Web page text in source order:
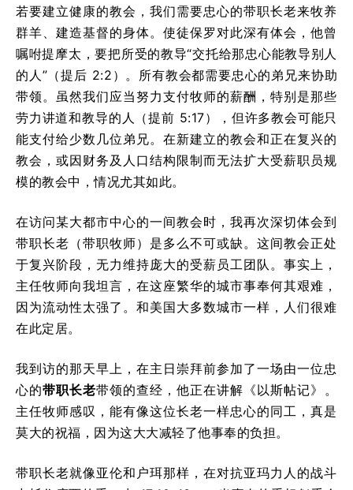
若要建立健康的教会，我们需要忠心的带职长老来牧养
群羊、建造基督的身体。使徒保罗对此深有体会，他曾
嘱咐提摩太，要把所受的教导“交托给那忠心能教导别人
的人”（提后 2:2）。所有教会都需要忠心的弟兄来协助
带领。虽然我们应当努力支付牧师的薪酬，特别是那些
劳力讲道和教导的人（提前 5:17），但许多教会可能只
能支付给少数几位弟兄。在新建立的教会和正在复兴的
教会，或因财务及人口结构限制而无法扩大受薪职员规
模的教会中，情况尤其如此。
在访问某大都市中心的一间教会时，我再次深切体会到
带职长老（带职牧师）是多么不可或缺。这间教会正处
于复兴阶段，无力维持庞大的受薪员工团队。事实上，
主任牧师向我坦言，在这座繁华的城市事奉何其艰难，
因为流动性太强了。和美国大多数城市一样，人们很难
在此定居。
我到访的那天早上，在主日崇拜前参加了一场由一位忠
心的带职长老带领的查经，他正在讲解《以斯帖记》。
主任牧师感叹，能有像这位长老一样忠心的同工，真是
莫大的祝福，因为这大大减轻了他事奉的负担。
带职长老就像亚伦和户珥那样，在对抗亚玛力人的战斗